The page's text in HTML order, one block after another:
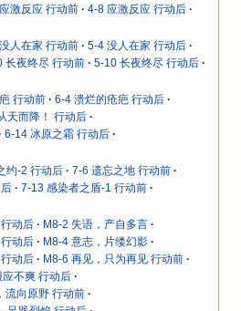
激反应 行动前
4-8 应激反应 行动后
人在家 行动前
5-4 没人在家 行动后
长夜终尽 行动前
5-10 长夜终尽 行动后
行动前
6-4 溃烂的疮疤 行动后
天而降！ 行动后
6-14 冰原之霜 行动后
约-2 行动后
7-6 遗忘之地 行动前
7-13 感染者之盾-1 行动前
动后
M8-2 失语，产自多言
动后
M8-4 意志，片缕幻影
动后
M8-6 再见，只为再见 行动前
不爽 行动后
流向原野 行动前